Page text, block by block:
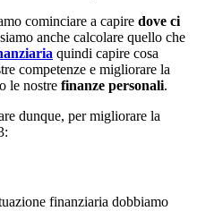
cominciare a capire dove ci
anche calcolare quello che
quindi capire cosa
competenze e migliorare la
le nostre finanze personali.
dunque, per migliorare la
finanziaria dobbiamo